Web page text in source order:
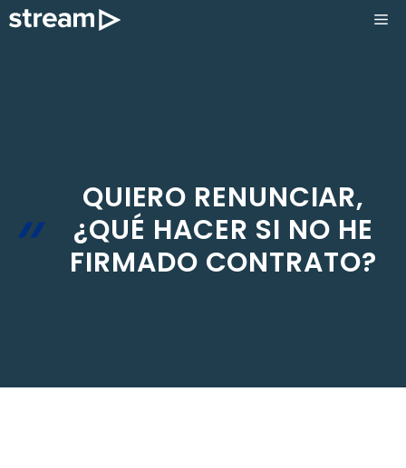
Saltar
QUIERO RENUNCIAR,
¿QUÉ HACER SI NO HE
FIRMADO CONTRATO?